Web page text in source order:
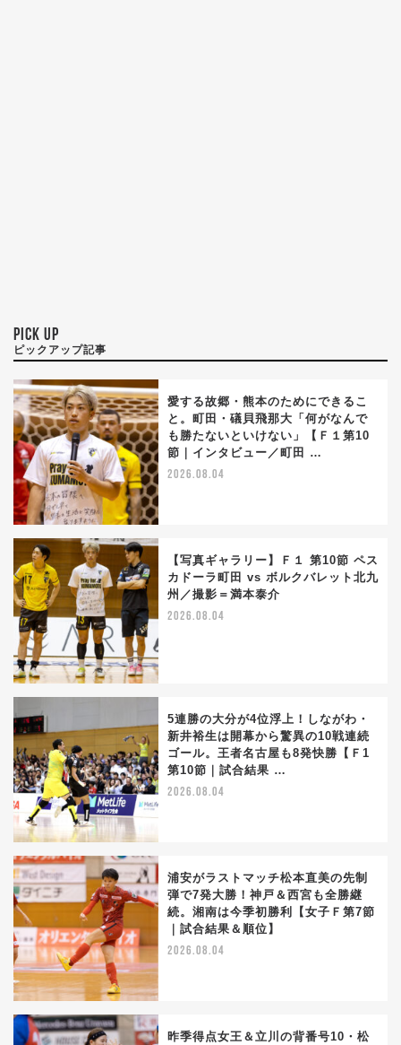
PICK UP
ピックアップ記事
愛する故郷・熊本のためにできるこ
と。町田・礒貝飛那大「何がなんで
も勝たないといけない」【Ｆ１第10
節｜インタビュー／町田 …
2026.08.04
【写真ギャラリー】Ｆ１ 第10節 ペス
カドーラ町田 vs ボルクバレット北九
州／撮影＝満本泰介
2026.08.04
5連勝の大分が4位浮上！しながわ・
新井裕生は開幕から驚異の10戦連続
ゴール。王者名古屋も8発快勝【Ｆ1
第10節｜試合結果 …
2026.08.04
浦安がラストマッチ松本直美の先制
弾で7発大勝！神戸＆西宮も全勝継
続。湘南は今季初勝利【女子Ｆ第7節
｜試合結果＆順位】
2026.08.04
昨季得点女王＆立川の背番号10・松